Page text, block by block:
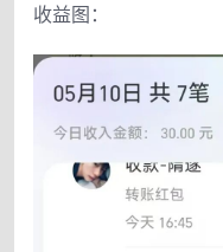
收益图：